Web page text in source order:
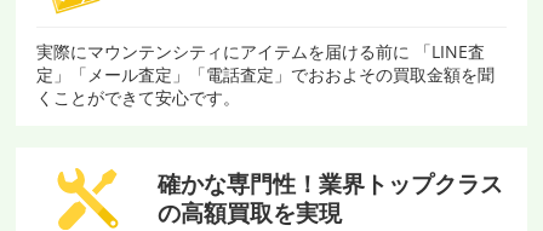
実際にマウンテンシティにアイテムを届ける前に 「LINE査
定」「メール査定」「電話査定」でおおよその買取金額を聞
くことができて安心です。
確かな専門性！ 業界トップクラス
の高額買取を実現